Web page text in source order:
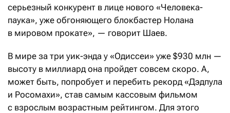
серьезный конкурент в лице нового «Человека-
паука», уже обгоняющего блокбастер Нолана
в мировом прокате», — говорит Шаев.
В мире за три уик-энда у «Одиссеи» уже $930 млн —
высоту в миллиард она пройдет совсем скоро. А,
может быть, попробует и перебить рекорд «Дэдпула
и Росомахи», став самым кассовым фильмом
с взрослым возрастным рейтингом. Для этого